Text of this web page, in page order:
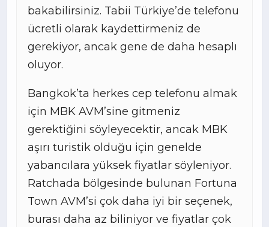
bakabilirsiniz. Tabii Türkiye’de telefonu
ücretli olarak kaydettirmeniz de
gerekiyor, ancak gene de daha hesaplı
oluyor.
Bangkok’ta herkes cep telefonu almak
için MBK AVM’sine gitmeniz
gerektiğini söyleyecektir, ancak MBK
aşırı turistik olduğu için genelde
yabancılara yüksek fiyatlar söyleniyor.
Ratchada bölgesinde bulunan Fortuna
Town AVM’si çok daha iyi bir seçenek,
burası daha az biliniyor ve fiyatlar çok